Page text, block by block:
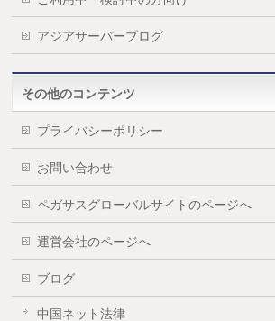
アジアサーバーブログ
その他のコンテンツ
プライバシーポリシー
お問い合わせ
ペガサスグローバルサイトのページへ
運営会社のページへ
ブログ
中国ネット法律